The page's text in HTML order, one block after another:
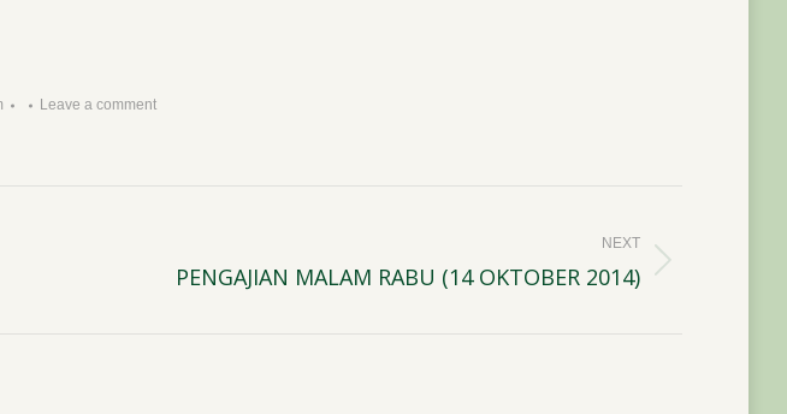
Leave a comment
NEXT
PENGAJIAN MALAM RABU (14 OKTOBER 2014)